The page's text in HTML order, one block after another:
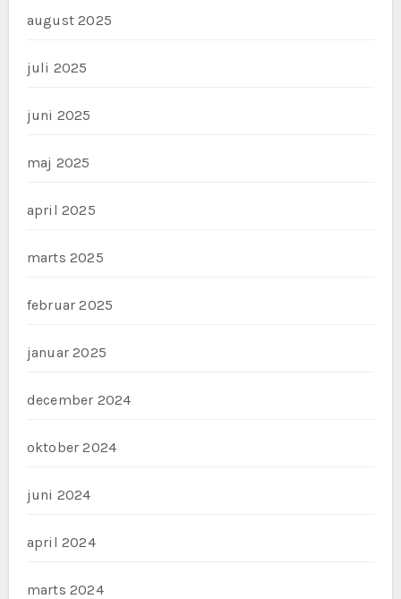
august 2025
juli 2025
juni 2025
maj 2025
april 2025
marts 2025
februar 2025
januar 2025
december 2024
oktober 2024
juni 2024
april 2024
marts 2024